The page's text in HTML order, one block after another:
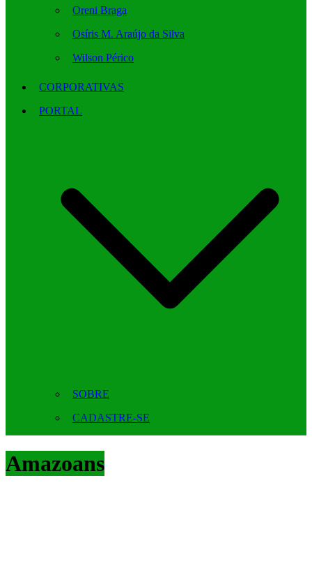
Oreni Braga
Osíris M. Araújo da Silva
Wilson Périco
CORPORATIVAS
PORTAL
SOBRE
CADASTRE-SE
Amazoans